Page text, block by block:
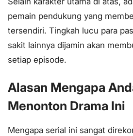
pemain pendukung yang
tersendiri. Tingkah lucu para
sakit lainnya dijamin akan
setiap episode.
Alasan Mengapa
Menonton Drama Ini
Mengapa serial ini sangat